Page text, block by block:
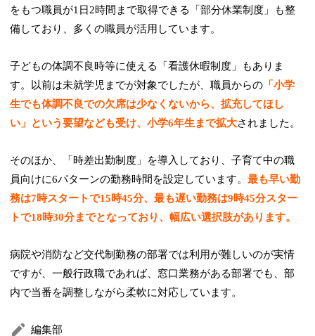
をもつ職員が1日2時間まで取得できる「部分休業制度」も整
備しており、多くの職員が活用しています。
子どもの体調不良時等に使える「看護休暇制度」もありま
す。以前は未就学児までが対象でしたが、職員からの 「小学
生でも体調不良での欠席は少なくないから、拡充してほし
い」という要望なども受け、小学6年生まで拡大されました。
そのほか、「時差出勤制度」を導入しており、子育て中の職
員向けに6パターンの勤務時間を設定しています。最も早い勤
務は7時スタートで15時45分、最も遅い勤務は9時45分スター
トで18時30分までとなっており、幅広い選択肢があります。
病院や消防など交代制勤務の部署では利用が難しいのが実情
ですが、一般行政職であれば、窓口業務がある部署でも、部
内で当番を調整しながら柔軟に対応しています。
編集部